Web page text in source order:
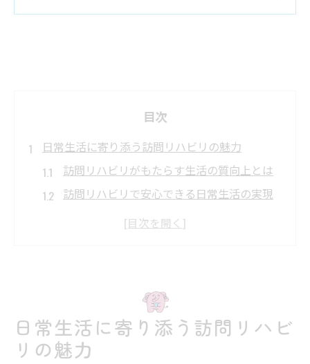
目次
日常生活に寄り添う訪問リハビリの魅力
訪問リハビリがもたらす生活の質向上とは
訪問リハビリで安心できる日常生活の実現
しんどい日々を支える訪問リハビリの工夫
家族の負担軽減へ導く訪問リハビリ活用法
訪問リハビリで家族の介護負担を減らす方
法
訪問リハビリを活用した実践的な家族支援
日常生活に寄り添う訪問リハビ
リの魅力